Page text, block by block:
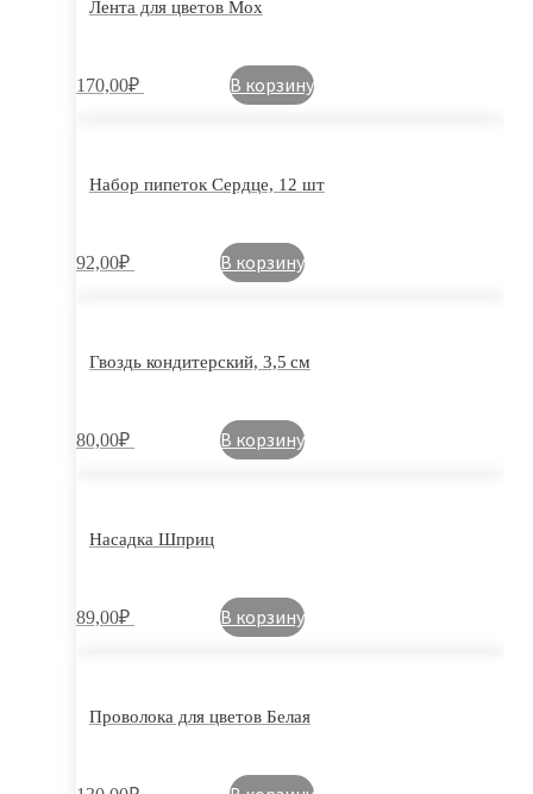
Лента для цветов Мох
170,00₽ В корзину
Набор пипеток Сердце, 12 шт
92,00₽ В корзину
Гвоздь кондитерский, 3,5 см
80,00₽ В корзину
Насадка Шприц
89,00₽ В корзину
Проволока для цветов Белая